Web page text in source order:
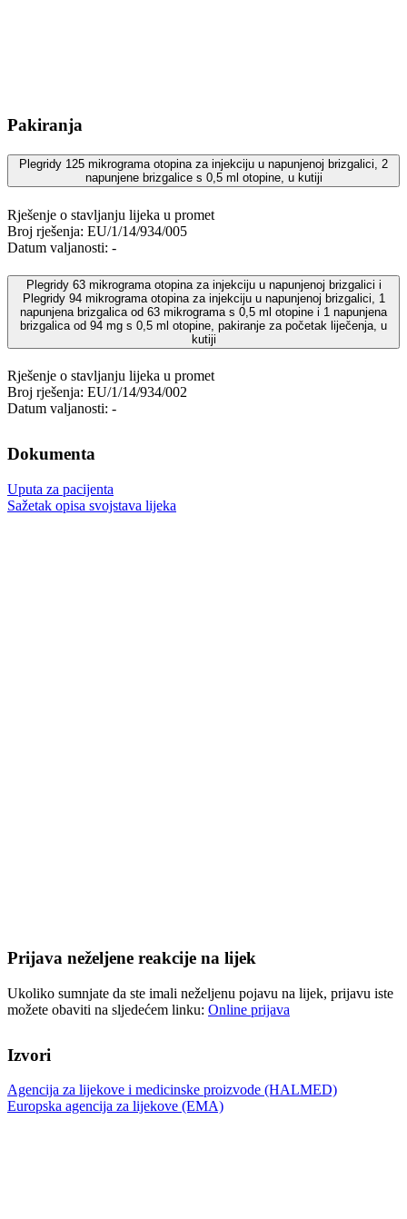
Pakiranja
Plegridy 125 mikrograma otopina za injekciju u napunjenoj brizgalici, 2
napunjene brizgalice s 0,5 ml otopine, u kutiji
Rješenje o stavljanju lijeka u promet
Broj rješenja: EU/1/14/934/005
Datum valjanosti: -
Plegridy 63 mikrograma otopina za injekciju u napunjenoj brizgalici i
Plegridy 94 mikrograma otopina za injekciju u napunjenoj brizgalici, 1
napunjena brizgalica od 63 mikrograma s 0,5 ml otopine i 1 napunjena
brizgalica od 94 mg s 0,5 ml otopine, pakiranje za početak liječenja, u
kutiji
Rješenje o stavljanju lijeka u promet
Broj rješenja: EU/1/14/934/002
Datum valjanosti: -
Dokumenta
Uputa za pacijenta
Sažetak opisa svojstava lijeka
Prijava neželjene reakcije na lijek
Ukoliko sumnjate da ste imali neželjenu pojavu na lijek, prijavu iste
možete obaviti na sljedećem linku: Online prijava
Izvori
Agencija za lijekove i medicinske proizvode (HALMED)
Europska agencija za lijekove (EMA)